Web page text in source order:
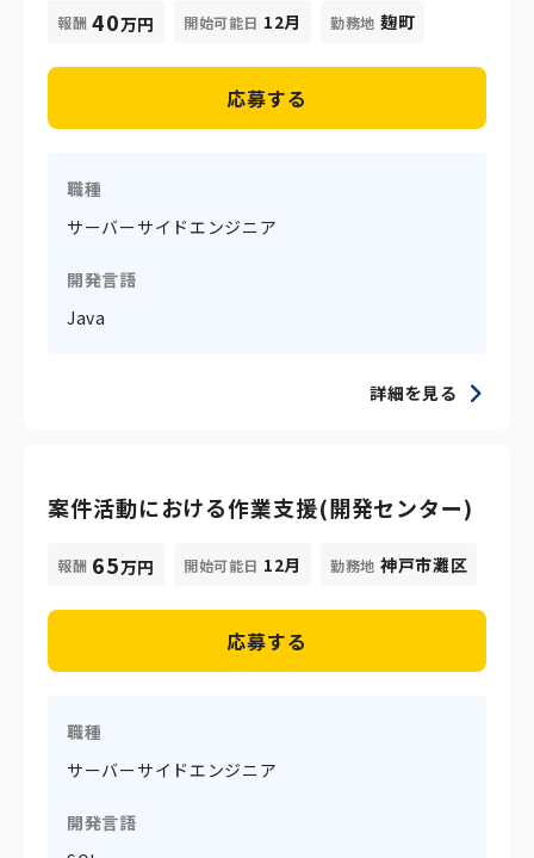
報酬 40万円 開始可能日 12月 勤務地 麹町
応募する
職種
サーバーサイドエンジニア
開発言語
Java
詳細を見る
案件活動における作業支援(開発センター)
報酬 65万円 開始可能日 12月 勤務地 神戸市灘区
応募する
職種
サーバーサイドエンジニア
開発言語